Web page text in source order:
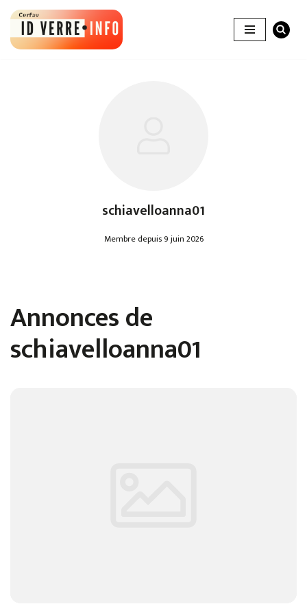
Aller
au
schiavelloanna01
Membre depuis 9 juin 2026
Annonces de
schiavelloanna01